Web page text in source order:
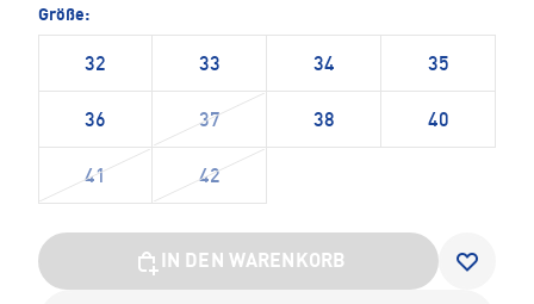
Größe:
32 33 34 35
36 37 38 40
41 42
IN DEN WARENKORB